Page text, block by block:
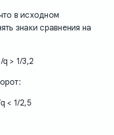
в исходном
знаки сравнения на
q > 1/3,2
< 1/2,5